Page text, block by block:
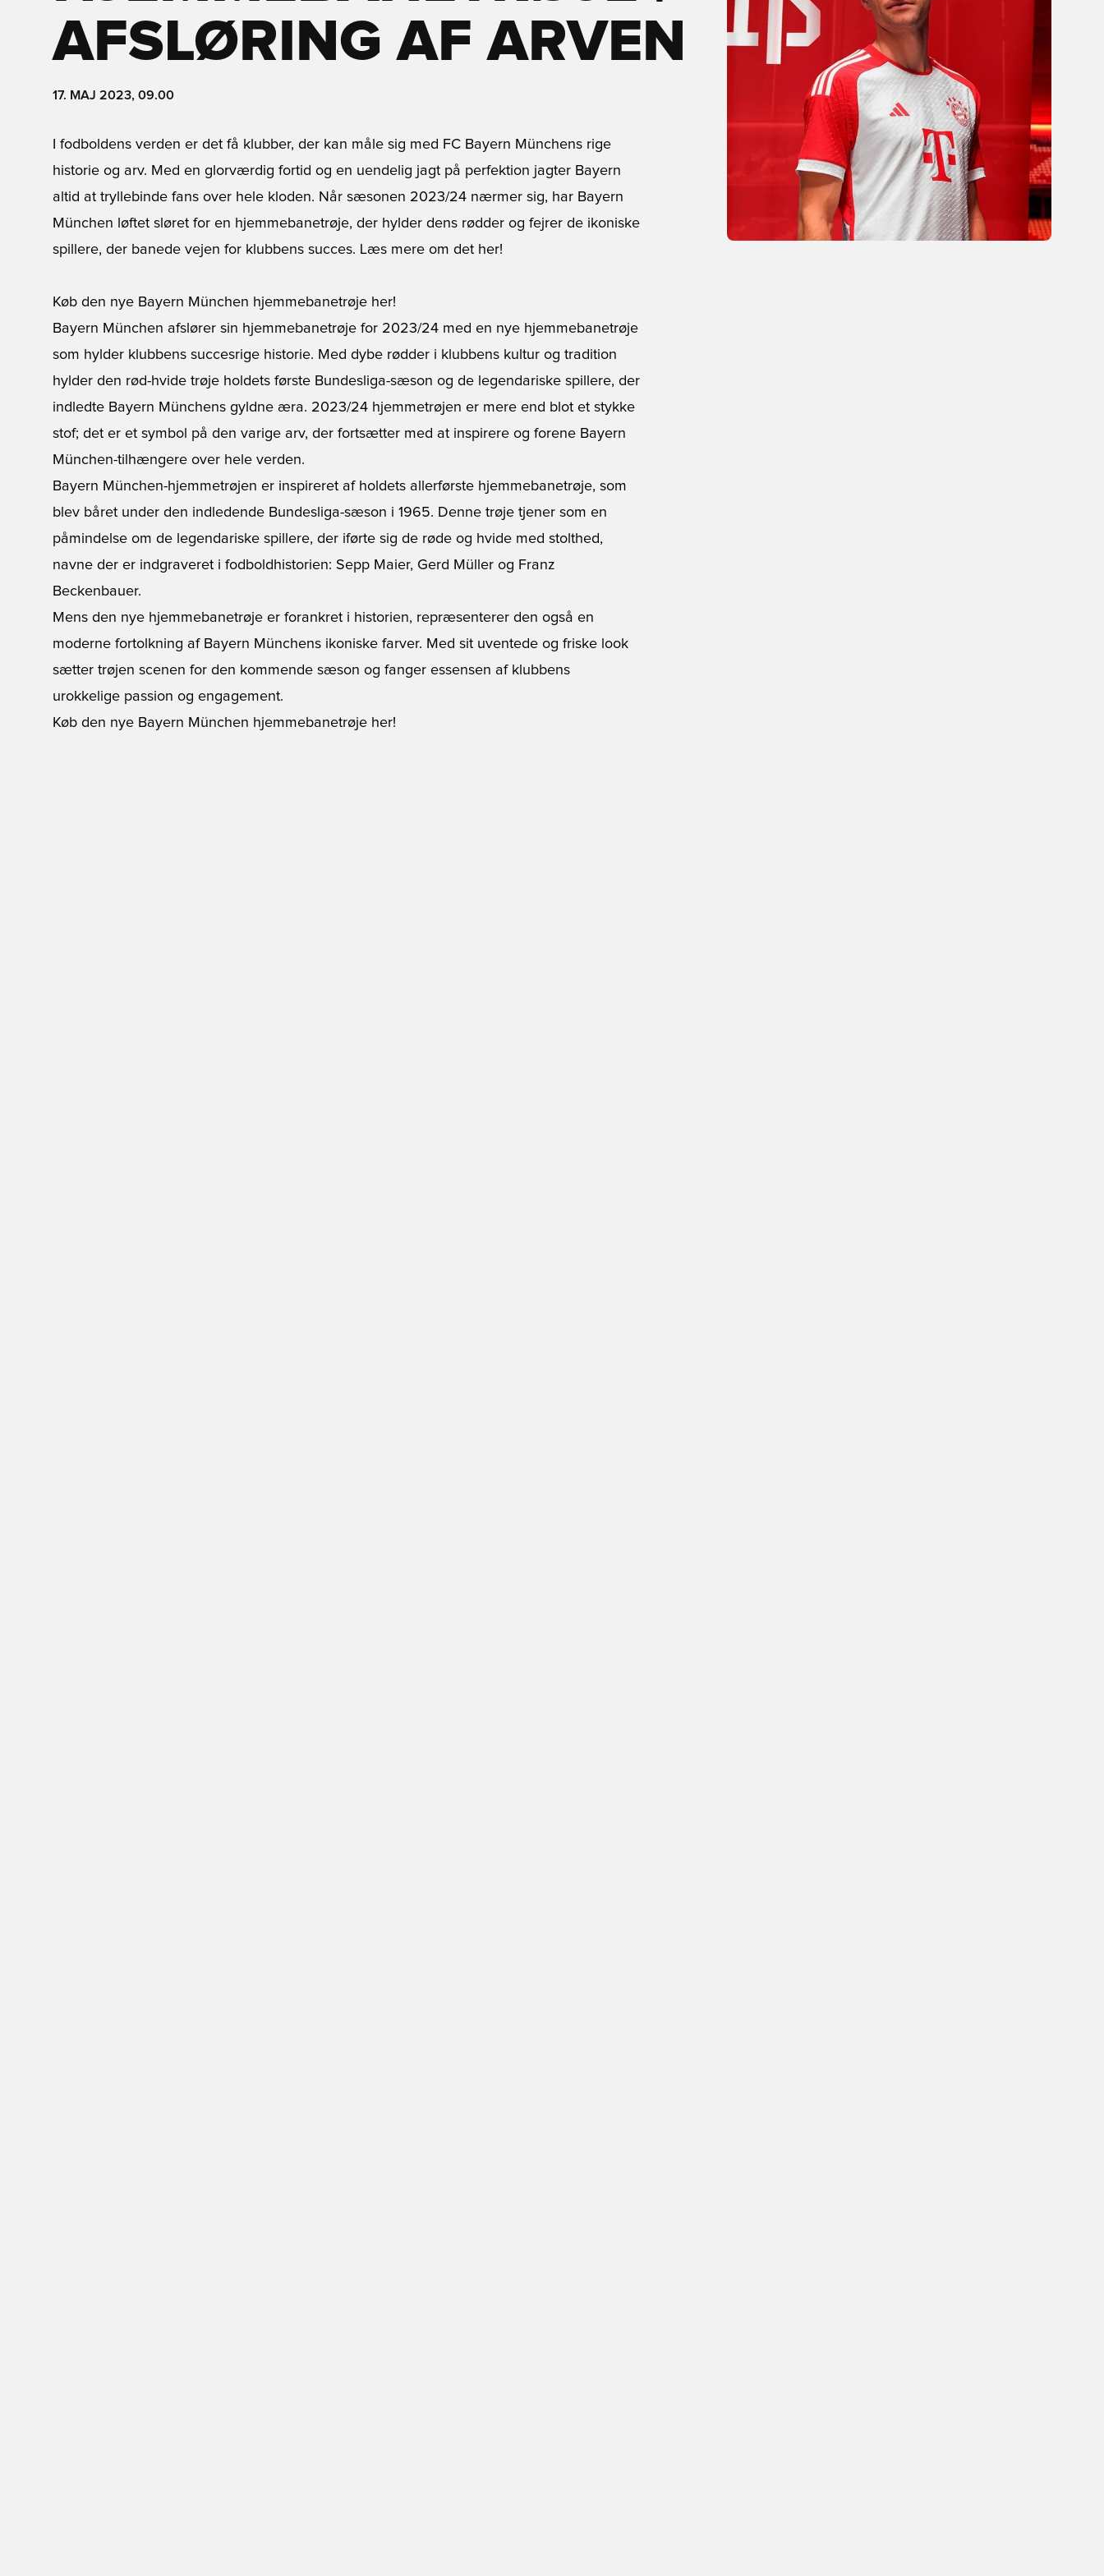
AFSLØRING AF ARVEN
17. MAJ 2023, 09.00
I fodboldens verden er det få klubber, der kan måle sig med FC Bayern Münchens rige
historie og arv. Med en glorværdig fortid og en uendelig jagt på perfektion jagter Bayern
altid at tryllebinde fans over hele kloden. Når sæsonen 2023/24 nærmer sig, har Bayern
München løftet sløret for en hjemmebanetrøje, der hylder dens rødder og fejrer de ikoniske
spillere, der banede vejen for klubbens succes. Læs mere om det her!
Køb den nye Bayern München hjemmebanetrøje her!
Bayern München afslører sin hjemmebanetrøje for 2023/24 med en nye hjemmebanetrøje
som hylder klubbens succesrige historie. Med dybe rødder i klubbens kultur og tradition
hylder den rød-hvide trøje holdets første Bundesliga-sæson og de legendariske spillere, der
indledte Bayern Münchens gyldne æra. 2023/24 hjemmetrøjen er mere end blot et stykke
stof; det er et symbol på den varige arv, der fortsætter med at inspirere og forene Bayern
München-tilhængere over hele verden.
Bayern München-hjemmetrøjen er inspireret af holdets allerførste hjemmebanetrøje, som
blev båret under den indledende Bundesliga-sæson i 1965. Denne trøje tjener som en
påmindelse om de legendariske spillere, der iførte sig de røde og hvide med stolthed,
navne der er indgraveret i fodboldhistorien: Sepp Maier, Gerd Müller og Franz
Beckenbauer.
Mens den nye hjemmebanetrøje er forankret i historien, repræsenterer den også en
moderne fortolkning af Bayern Münchens ikoniske farver. Med sit uventede og friske look
sætter trøjen scenen for den kommende sæson og fanger essensen af klubbens
urokkelige passion og engagement.
Køb den nye Bayern München hjemmebanetrøje her!